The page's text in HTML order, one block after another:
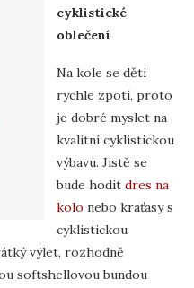
cyklistické
oblečení
Na kole se děti
rychle zpotí, proto
je dobré myslet na
kvalitní cyklistickou
výbavu. Jistě se
bude hodit dres na
kolo nebo kraťasy s
cyklistickou
výlet, rozhodně
softshellovou bundou